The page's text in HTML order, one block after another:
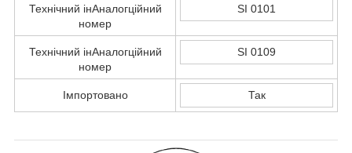
Технічний інАналогційний
номер
SI 0101
Технічний інАналогційний
номер
SI 0109
Імпортовано Так